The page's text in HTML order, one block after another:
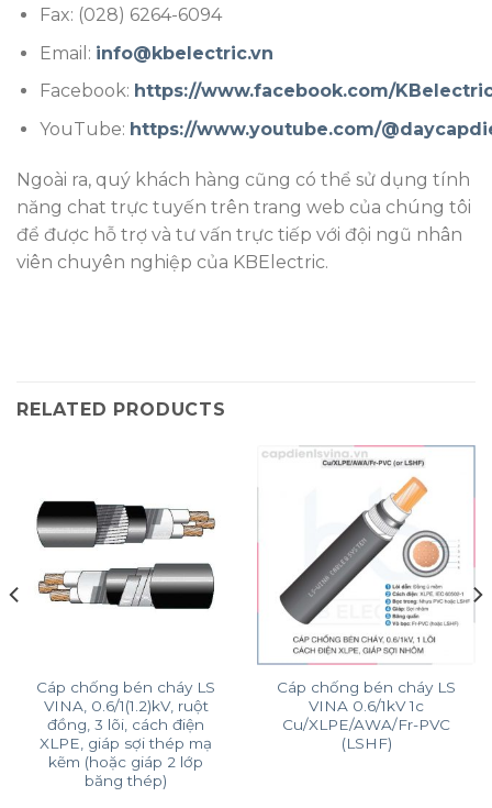
Fax: (028) 6264-6094
Email: info@kbelectric.vn
Facebook: https://www.facebook.com/
YouTube: https://www.youtube.com/
Ngoài ra, quý khách hàng cũng có thể sử dụng tính
năng chat trực tuyến trên trang web của chúng tôi
để được hỗ trợ và tư vấn trực tiếp với đội ngũ nhân
viên chuyên nghiệp của KBElectric.
RELATED PRODUCTS
Cáp chống bén cháy LS
VINA, 0.6/1(1.2)kV, ruột
đồng, 3 lõi, cách điện
XLPE, giáp sợi thép mạ
kẽm (hoặc giáp 2 lớp
băng thép)
Cáp chống bén cháy LS
VINA 0.6/1kV 1c
Cu/XLPE/AWA/Fr-PVC
(LSHF)